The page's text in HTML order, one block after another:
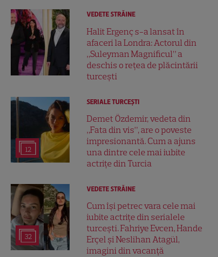
VEDETE STRĂINE
Halit Ergenç s-a lansat în
afaceri la Londra: Actorul din
„Suleyman Magnificul” a
deschis o rețea de plăcintării
turcești
12
SERIALE TURCEŞTI
Demet Özdemir, vedeta din
„Fata din vis”, are o poveste
impresionantă. Cum a ajuns
una dintre cele mai iubite
actrițe din Turcia
32
VEDETE STRĂINE
Cum își petrec vara cele mai
iubite actrițe din serialele
turcești. Fahriye Evcen, Hande
Erçel și Neslihan Atagül,
imagini din vacanță